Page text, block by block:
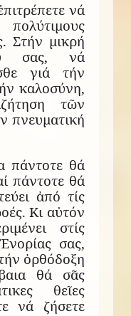
νά
Στήν μικρή
σας, νά
γιά τήν
καλοσύνη,
τῶν
πνευματική
πάντοτε θά
πάντοτε θά
ἀπό τίς
Κι αὐτόν
στίς
σας,
ὀρθόδοξη
θά σᾶς
θεῖες
νά ζήσετε